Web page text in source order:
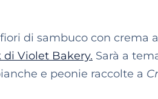
di sambuco con crema
di Violet Bakery. Sarà a
e peonie raccolte a